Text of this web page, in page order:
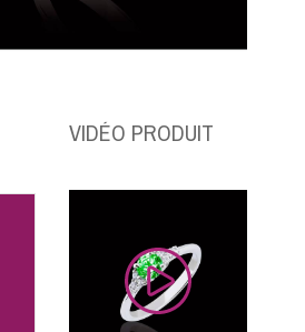
VIDÉO PRODUIT